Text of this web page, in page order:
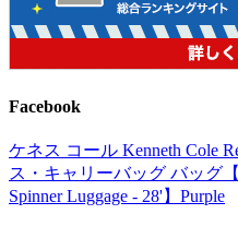
Facebook
ケネス コール Kenneth Cole
ス・キャリーバッグ バッグ
Spinner Luggage - 28'】Purple